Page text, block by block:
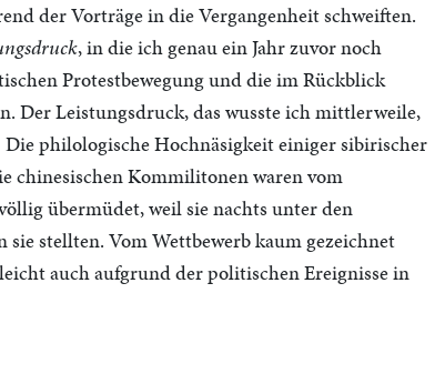
der Vorträge in die Vergangenheit schweiften.
, in die ich genau ein Jahr zuvor noch
Protestbewegung und die im Rückblick
Der Leistungsdruck, das wusste ich mittlerweile,
Die philologische Hochnäsigkeit einiger sibirischer
chinesischen Kommilitonen waren vom
übermüdet, weil sie nachts unter den
stellten. Vom Wettbewerb kaum gezeichnet
auch aufgrund der politischen Ereignisse in